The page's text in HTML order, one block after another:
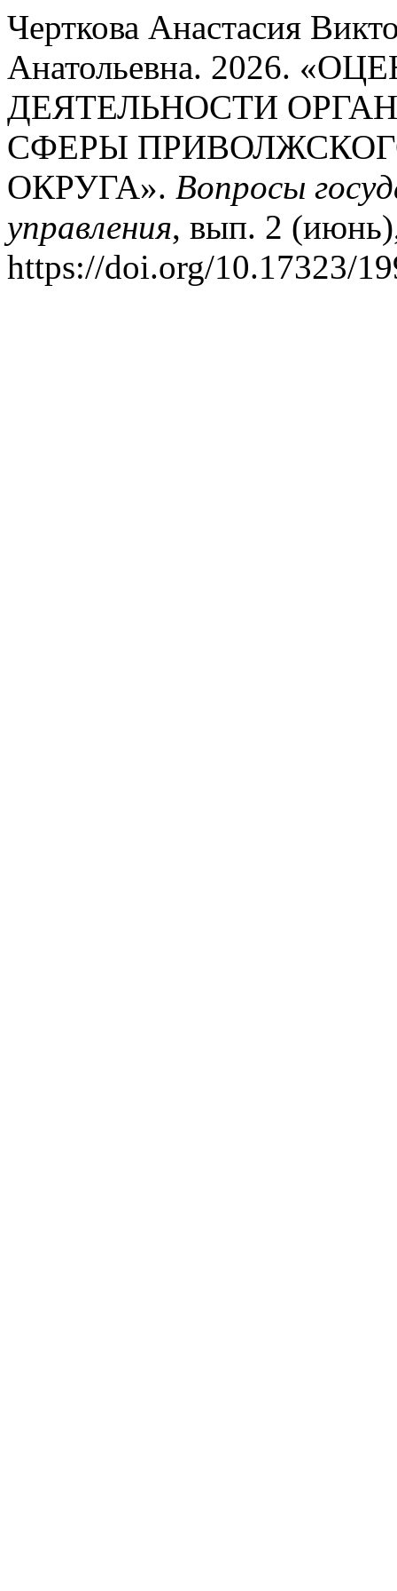
Черткова Анастасия
Анатольевна. 2026.
ДЕЯТЕЛЬНОСТИ
СФЕРЫ
ОКРУГА». Вопросы
управления, вып. 2
https://doi.org/10.17323/